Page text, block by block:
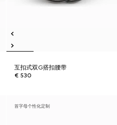
互扣式双G搭扣腰带
€ 530
首字母个性化定制